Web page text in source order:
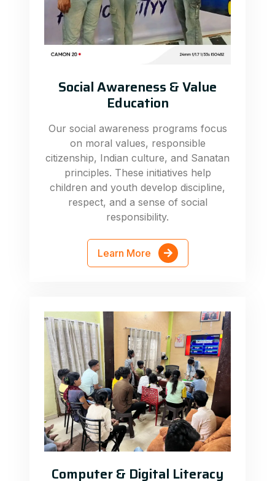
Social Awareness & Value
Education
Our social awareness programs focus
on moral values, responsible
citizenship, Indian culture, and Sanatan
principles. These initiatives help
children and youth develop discipline,
respect, and a sense of social
responsibility.
Learn More
Computer & Digital Literacy